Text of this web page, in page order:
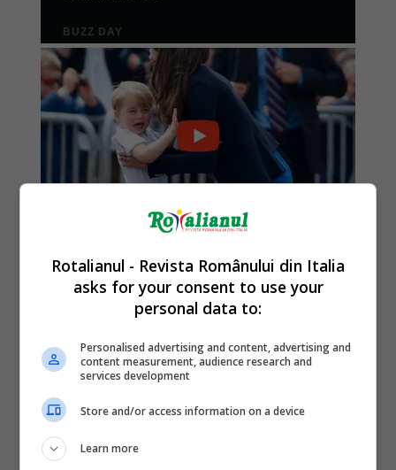
Rotalianul - Revista Românului din Italia
asks for your consent to use your
personal data to:
Personalised advertising and content, advertising and
content measurement, audience research and
services development
Store and/or access information on a device
Learn more